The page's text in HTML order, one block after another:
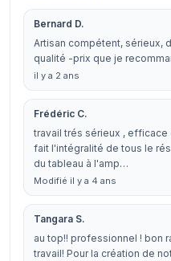
Bernard D.
Artisan compétent, sérieux,
qualité -prix que je
il y a 2 ans
Frédéric C.
travail trés sérieux ,
fait l'intégralité de tous le
du tableau à l'amp…
Modifié il y a 4 ans
Tangara S.
au top!! professionnel ! bon
travail! Pour la création de